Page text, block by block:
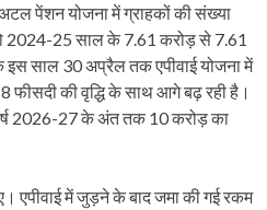
पेंशन योजना में ग्राहकों की संख्या
2024-25 साल के 7.61 करोड़ से 7.61
साल 30 अप्रैल तक एपीवाई योजना में
की वृद्धि के साथ आगे बढ़ रही है।
वर्ष 2026-27 के अंत तक 10 करोड़ का
एपीवाई में जुड़ने के बाद जमा की गई रकम